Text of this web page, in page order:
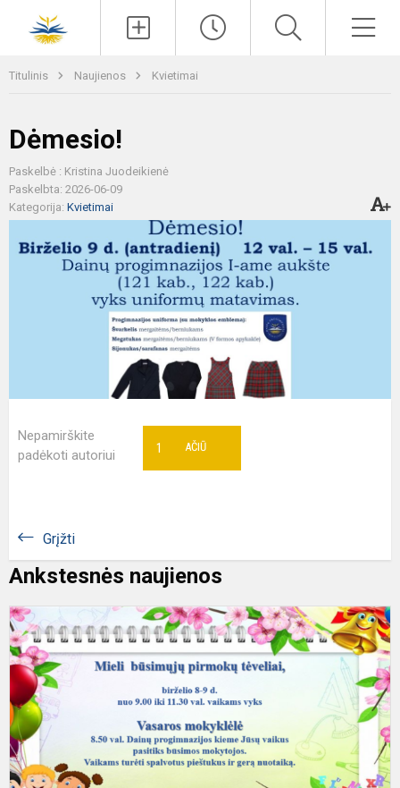
Titulinis Naujienos Kvietimai
Dėmesio!
Paskelbė : Kristina Juodeikienė
Paskelbta: 2026-06-09
Kategorija: Kvietimai
Nepamirškite
padėkoti autoriui
AČIŪ
1
Grįžti
Ankstesnės naujienos